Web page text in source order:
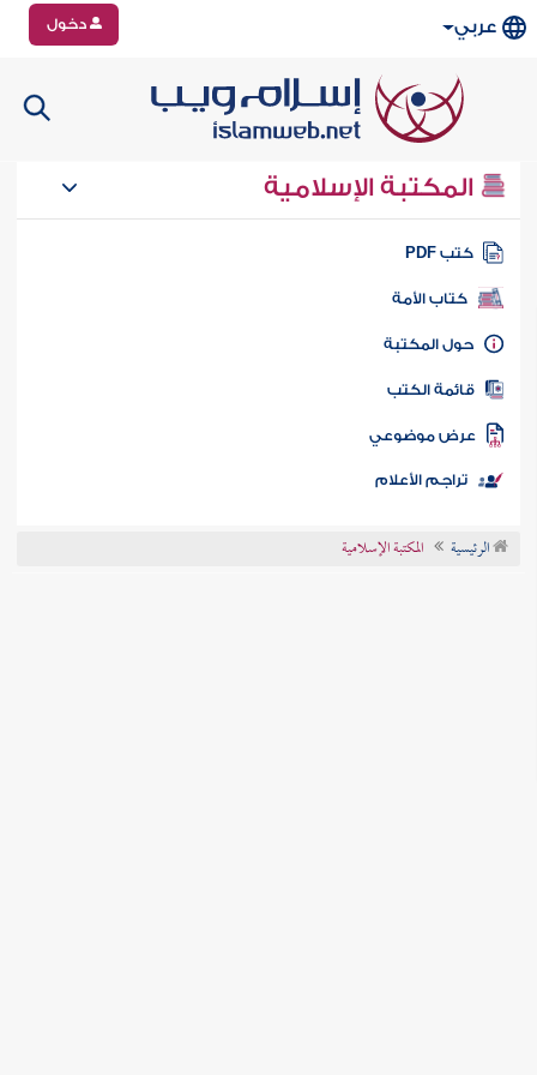
عربي دخول
المكتبة الإسلامية
كتب PDF
كتاب الأمة
المكتبة
الكتب
موضوعي
تراجم الأعلام
الرئيسية المكتبة الإسلامية